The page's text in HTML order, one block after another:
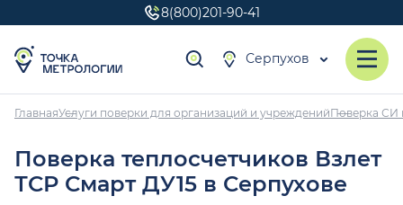
8(800)201-90-41
Серпухов
ГлавнаяУслуги поверки для организаций и учрежденийПоверка СИ
Поверка теплосчетчиков Взлет
ТСР Смарт ДУ15 в Серпухове